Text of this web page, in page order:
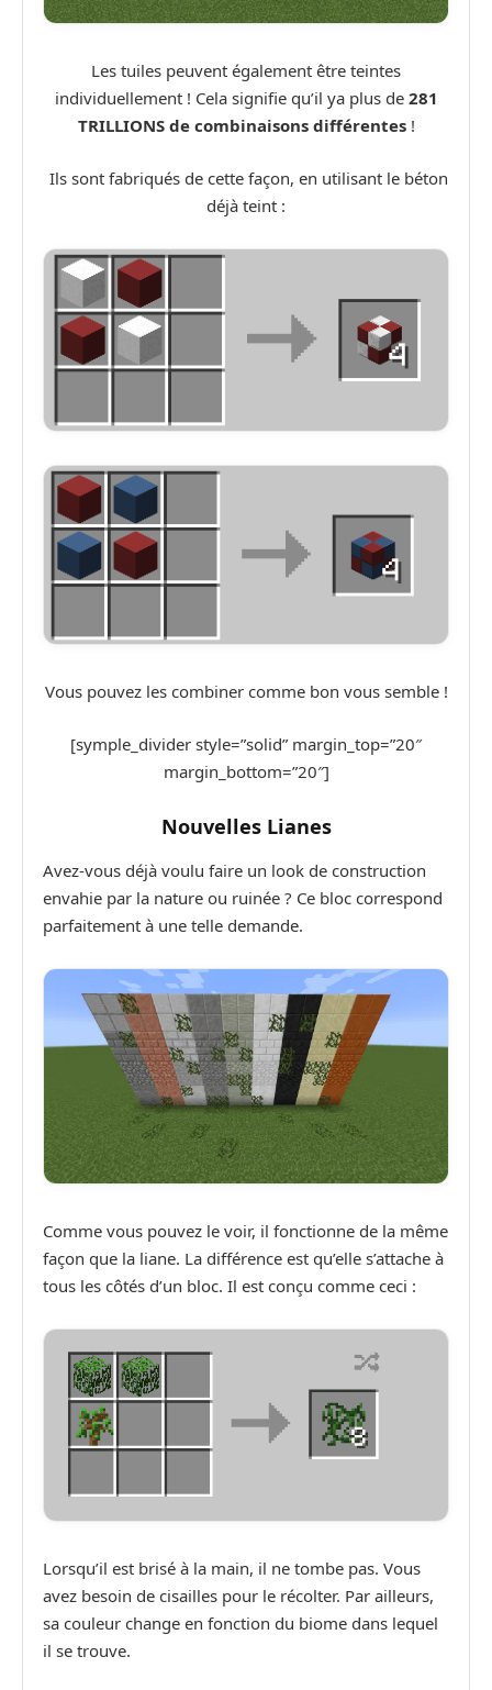
Les tuiles peuvent également être teintes
individuellement ! Cela signifie qu’il ya plus de 281
TRILLIONS de combinaisons différentes!
Ils sont fabriqués de cette façon, en utilisant le béton
déjà teint :
Vous pouvez les combiner comme bon vous semble !
[symple_divider style=”solid” margin_top=”20″
margin_bottom=”20″]
Nouvelles Lianes
Avez-vous déjà voulu faire un look de construction
envahie par la nature ou ruinée ? Ce bloc correspond
parfaitement à une telle demande.
Comme vous pouvez le voir, il fonctionne de la même
façon que la liane. La différence est qu’elle s’attache à
tous les côtés d’un bloc. Il est conçu comme ceci :
Lorsqu’il est brisé à la main, il ne tombe pas. Vous
avez besoin de cisailles pour le récolter. Par ailleurs,
sa couleur change en fonction du biome dans lequel
il se trouve.